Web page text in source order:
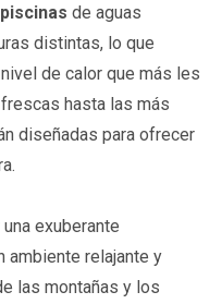
piscinas de aguas
distintas, lo que
de calor que más les
hasta las más
diseñadas para ofrecer
exuberante
ambiente relajante y
las montañas y los